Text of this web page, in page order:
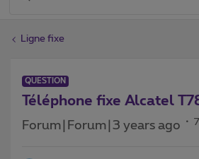
Ligne fixe
QUESTION
Téléphone fixe Alcatel
Forum|Forum|3 years ago